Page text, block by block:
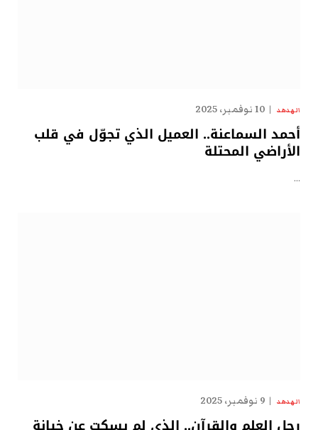
الهدهد 10 نوفمبر، 2025
أحمد السماعنة.. العميل الذي تجوّل في قلب
الأراضي المحتلة
…
الهدهد 9 نوفمبر، 2025